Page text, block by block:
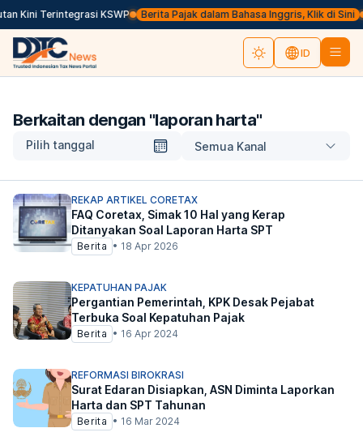
Kini Terintegrasi KSWP Berita Pajak dalam Bahasa Inggris, Klik di Sini
ID
Berkaitan dengan "laporan harta"
Pilih tanggal Semua Kanal
REKAP ARTIKEL CORETAX
FAQ Coretax, Simak 10 Hal yang Kerap
Ditanyakan Soal Laporan Harta SPT
Berita • 18 Apr 2026
KEPATUHAN PAJAK
Pergantian Pemerintah, KPK Desak Pejabat
Terbuka Soal Kepatuhan Pajak
Berita • 16 Apr 2024
REFORMASI BIROKRASI
Surat Edaran Disiapkan, ASN Diminta Laporkan
Harta dan SPT Tahunan
Berita • 16 Mar 2024